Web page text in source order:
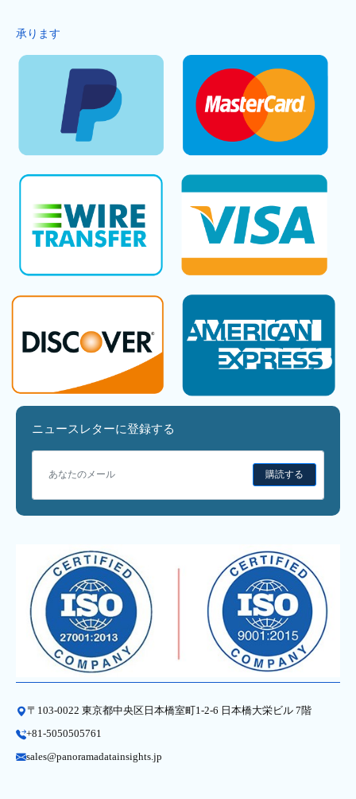
承ります
ニュースレターに登録する
購読する
〒103-0022 東京都中央区日本橋室町1-2-6 日本橋大栄ビル 7階
+81-5050505761
sales@panoramadatainsights.jp